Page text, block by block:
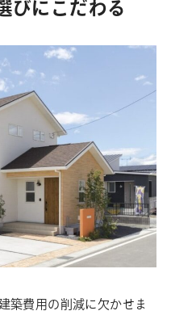
びにこだわる
築費用の削減に欠かせま